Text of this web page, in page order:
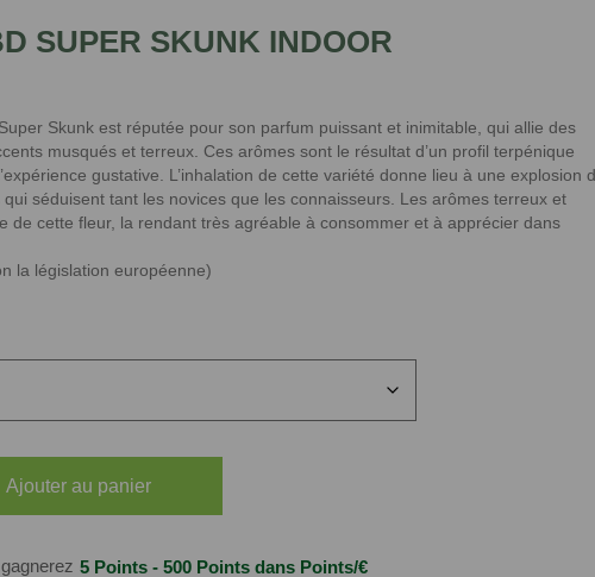
SUPER SKUNK INDOOR
Skunk est réputée pour son parfum puissant et inimitable, qui allie des
musqués et terreux. Ces arômes sont le résultat d’un profil terpénique
gustative. L’inhalation de cette variété donne lieu à une explosion
séduisent tant les novices que les connaisseurs. Les arômes terreux et
de cette fleur, la rendant très agréable à consommer et à apprécier dans
la législation européenne)
Ajouter au panier
5 Points - 500 Points dans Points/€